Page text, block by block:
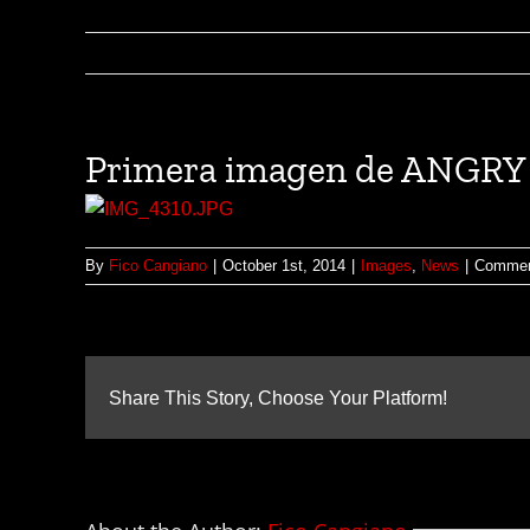
Primera imagen de
By Fico Cangiano October 1st, 2014 Images, News
Share This Story, Choose Your Platform!